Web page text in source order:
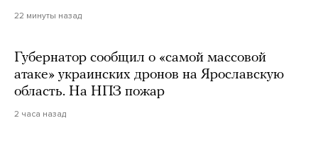
22 минуты назад
Губернатор сообщил о «самой массовой
атаке» украинских дронов на Ярославскую
область. На НПЗ пожар
2 часа назад